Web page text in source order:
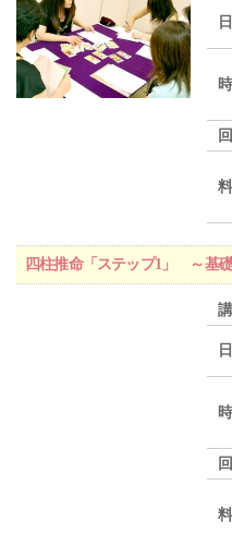
四柱推命「ステップ1」 ～基